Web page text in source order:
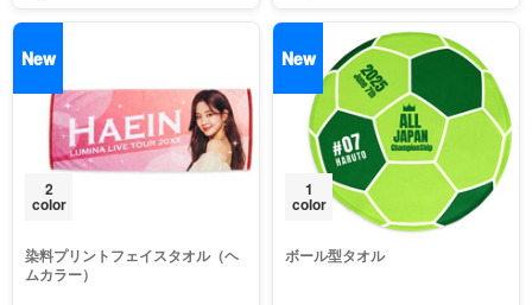
New
2
color
染料プリントフェイスタオル（ヘ
ムカラー）
New
1
color
ボール型タオル